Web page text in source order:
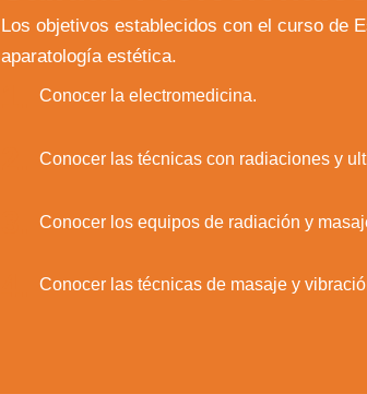
Los objetivos establecidos con el curso de
aparatología estética.
Conocer la electromedicina.
Conocer las técnicas con radiaciones y
Conocer los equipos de radiación y
Conocer las técnicas de masaje y